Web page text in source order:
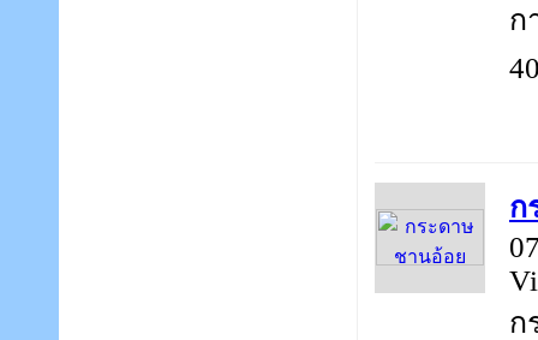
ก
ก
ก